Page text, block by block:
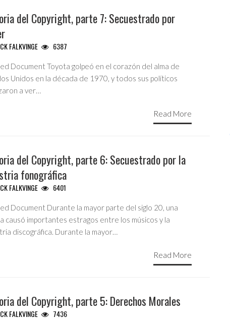
del Copyright, parte 7: Secuestrado por
FALKVINGE 6387
Document Toyota golpeó en el corazón del alma de
Unidos en la década de 1970, y todos sus políticos
a ver…
Read More
del Copyright, parte 6: Secuestrado por la
fonográfica
FALKVINGE 6401
Document Durante la mayor parte del siglo 20, una
causó importantes estragos entre los músicos y la
discográfica. Durante la mayor…
Read More
del Copyright, parte 5: Derechos Morales
FALKVINGE 7436